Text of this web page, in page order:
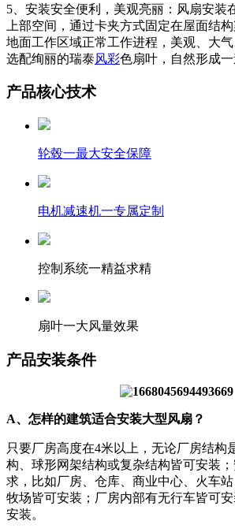
5、安装安全便利，美观亮丽：风扇安装
上部空间，通过卡夹方式固定在屋面结
地面工作区域正常工作进程，美观、大
选配绚丽的瑞泰风彩色扇叶，自然形成一
产品核心技术
轮毂一最大安全保障
电机减速机一专属定制
控制系统一精益求精
扇叶一大风量效果
产品安装条件
A、怎样的建筑适合安装大型风扇？
只要厂房高度在4米以上，无论厂房结构
构、球形网架结构或复杂结构皆可安装
求，比如厂房、仓库、商业中心、火车
牧场皆可安装；厂房内部有无行车皆可
安装。